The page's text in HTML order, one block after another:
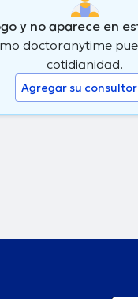
y no aparece en
doctoranytime
cotidianidad.
Agregar su